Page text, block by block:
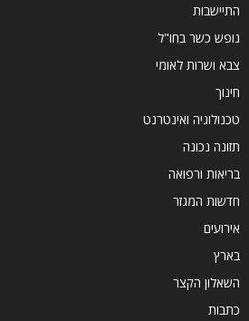
התיישבות
נופש כשר בחו"ל
צבא ושרות לאומי
חינוך
טכנולוגיה ואינטרנט
תזונה נכונה
בריאות ורפואה
חדשות המגזר
אירועים
בארץ
השאלון הקצר
כתבות